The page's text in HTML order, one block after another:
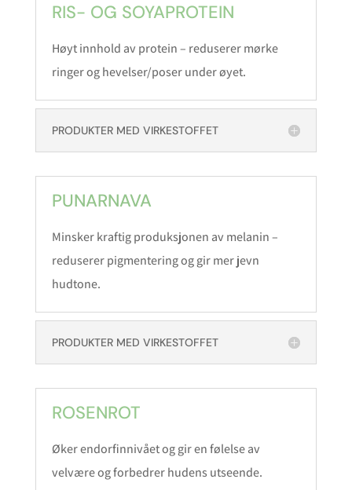
RIS- OG SOYAPROTEIN
Høyt innhold av protein – reduserer mørke
ringer og hevelser/poser under øyet.
PRODUKTER MED VIRKESTOFFET
PUNARNAVA
Minsker kraftig produksjonen av melanin –
reduserer pigmentering og gir mer jevn
hudtone.
PRODUKTER MED VIRKESTOFFET
ROSENROT
Øker endorfinnivået og gir en følelse av
velvære og forbedrer hudens utseende.